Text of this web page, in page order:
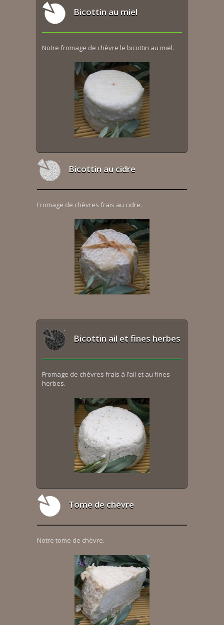
Bicottin au miel
Notre fromage de chèvre le bicottin au miel.
Bicottin au cidre
Fromage de chèvres frais au cidre.
Bicottin ail et fines herbes
Fromage de chèvres frais à l’ail et au fines
herbes.
Tome de chèvre
Notre tome de chèvre.